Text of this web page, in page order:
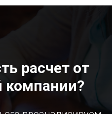
расчет от
компании?